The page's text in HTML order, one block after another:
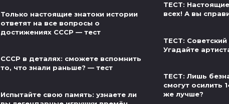
Только настоящие знатоки истории
ответят на все вопросы о
достижениях СССР — тест
СССР в деталях: сможете вспомнить
то, что знали раньше? — тест
Испытайте свою память: узнаете ли
ТЕСТ:
всех! А вы
ТЕСТ: Советский
Угадайте
ТЕСТ: Лишь
смогут осилить
же лучше?